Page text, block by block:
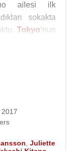
ailesi ilk
sokakta
Tokyo’nun
yalnızlığı
almış, ancak
ayrılmıştır.
Juliette